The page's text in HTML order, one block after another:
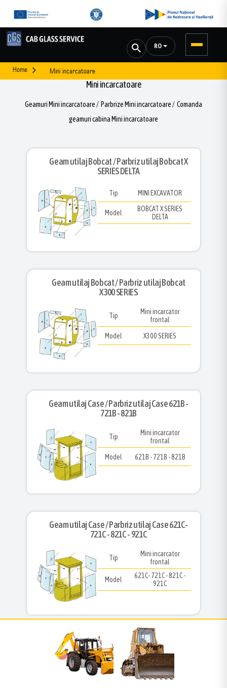
RO
Home Mini incarcatoare
Mini incarcatoare
Geamuri Mini incarcatoare / Parbrize Mini incarcatoare / Comanda
geamuri cabina Mini incarcatoare
Geam utilaj Bobcat / Parbriz utilaj Bobcat X
SERIES DELTA
Tip MINI EXCAVATOR
Model
BOBCAT X SERIES
DELTA
Geam utilaj Bobcat / Parbriz utilaj Bobcat
X300 SERIES
Tip
Mini incarcator
frontal
Model
X300 SERIES
Geam utilaj Case / Parbriz utilaj Case 621B -
721B - 821B
Tip
Mini incarcator
frontal
Model
621B - 721B - 821B
Geam utilaj Case / Parbriz utilaj Case 621C-
721C - 821C - 921C
Tip
Mini incarcator
frontal
Model
621C- 721C - 821C -
921C